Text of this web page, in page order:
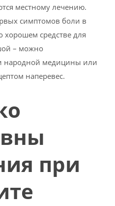
местному лечению.
симптомов боли в
хорошем средстве для
– можно
народной медицины или
наперевес.
при